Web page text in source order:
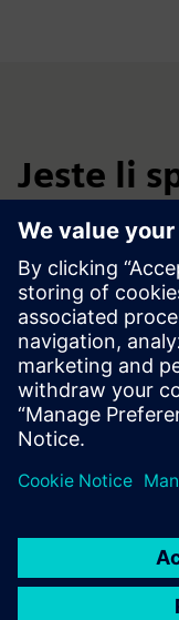
Jeste li
sljedeći
Pošaljite svoj
kontaktirati kako bi